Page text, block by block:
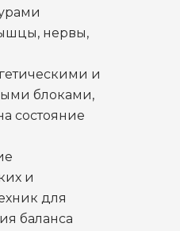
нервы,
и
блоками,
состояние
и
для
баланса